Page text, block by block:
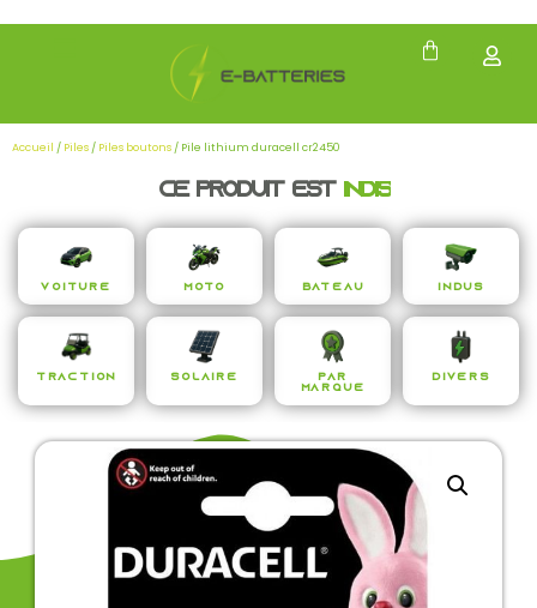
Accueil / Piles / Piles boutons / Pile lithium duracell cr2450
Ce produit estindispen
Voiture Moto Bateau Indus
Traction Solaire
Par
Marque
Divers